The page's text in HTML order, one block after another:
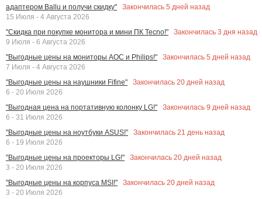
адаптером Ballu и получи скидку"
Закончилась 5 дней назад
15 Июля - 4 Августа 2026
"Скидка при покупке монитора и мини ПК Tecno!"
Закончилась 3 дня назад
9 Июля - 6 Августа 2026
"Выгодные цены на мониторы AOC и Philips!"
Закончилась 5 дней назад
7 Июля - 4 Августа 2026
"Выгодные цены на наушники Fifine"
Закончилась 20 дней назад
6 - 20 Июля 2026
"Выгодная цена на портативную колонку LG!"
Закончилась 9 дней назад
6 - 31 Июля 2026
"Выгодные цены на ноутбуки ASUS!"
Закончилась 21 день назад
6 - 19 Июля 2026
"Выгодные цены на проекторы LG!"
Закончилась 20 дней назад
3 - 20 Июля 2026
"Выгодные цены на корпуса MSI!"
Закончилась 20 дней назад
3 - 20 Июля 2026